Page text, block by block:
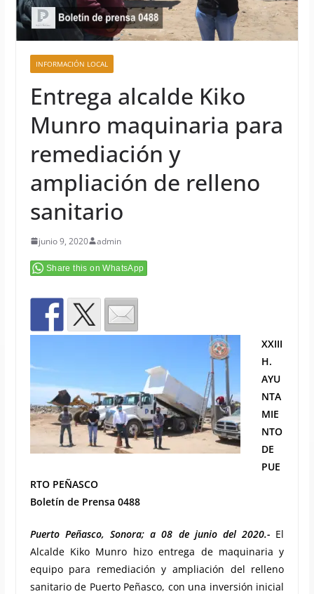
INFORMACIÓN LOCAL
Entrega alcalde Kiko
Munro maquinaria para
remediación y
ampliación de relleno
sanitario
junio 9, 2020 admin
Share this on WhatsApp
XXIII
H.
AYU
NTA
MIE
NTO
DE
PUE
RTO PEÑASCO
Boletín de Prensa 0488
Puerto Peñasco, Sonora; a 08 de junio del 2020.- El
Alcalde Kiko Munro hizo entrega de maquinaria y
equipo para remediación y ampliación del relleno
sanitario de Puerto Peñasco, con una inversión inicial